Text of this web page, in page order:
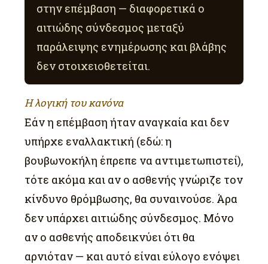
στην επέμβαση — διαφορετικά ο
αιτιώδης σύνδεσμος μεταξύ
παράλειψης ενημέρωσης και βλάβης
δεν στοιχειοθετείται.
Η λογική του κανόνα
Εάν η επέμβαση ήταν αναγκαία και δεν
υπήρχε εναλλακτική (εδώ: η
βουβωνοκήλη έπρεπε να αντιμετωπιστεί),
τότε ακόμα και αν ο ασθενής γνώριζε τον
κίνδυνο θρόμβωσης, θα συναινούσε. Άρα
δεν υπάρχει αιτιώδης σύνδεσμος. Μόνο
αν ο ασθενής αποδεικνύει ότι θα
αρνιόταν — και αυτό είναι εύλογο ενόψει